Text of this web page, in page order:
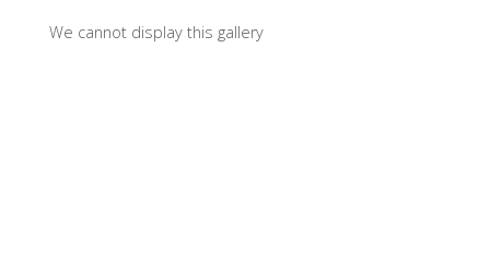
We cannot display this gallery